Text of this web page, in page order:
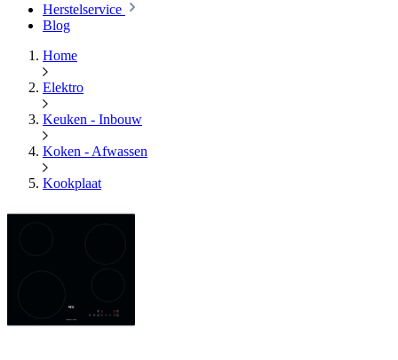
Herstelservice
Blog
Home
Elektro
Keuken - Inbouw
Koken - Afwassen
Kookplaat